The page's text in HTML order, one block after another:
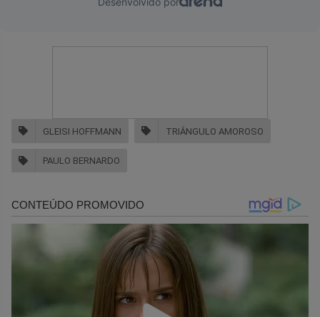
GLEISI HOFFMANN TRIÂNGULO AMOROSO
PAULO BERNARDO